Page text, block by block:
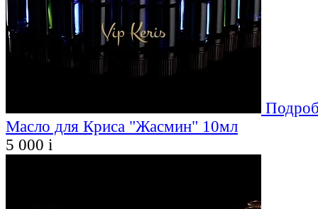
Масло для Криса "Жасмин" 10мл
5 000 i